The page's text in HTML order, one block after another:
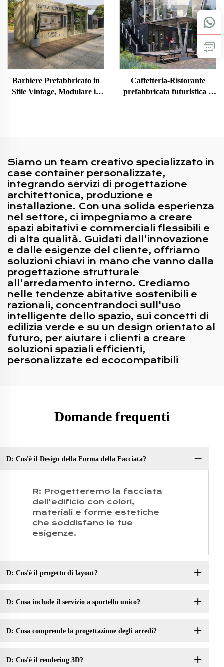
Barbiere Prefabbricato in
Stile Vintage, Modulare in
Caffetteria-Ristorante
prefabbricata futuristica a
Siamo un team creativo specializzato in
case container personalizzate,
integrando servizi di progettazione
architettonica, produzione e
installazione. Con una solida esperienza
nel settore, ci impegniamo a creare
spazi abitativi e commerciali flessibili e
di alta qualità. Guidati dall'innovazione
e dalle esigenze del cliente, offriamo
soluzioni chiavi in mano che vanno dalla
progettazione strutturale
all'arredamento interno. Crediamo
nelle tendenze abitative sostenibili e
razionali, concentrandoci sull'uso
intelligente dello spazio, sui concetti di
edilizia verde e su un design orientato al
futuro, per aiutare i clienti a creare
soluzioni spaziali efficienti,
personalizzate ed ecocompatibili
Domande frequenti
D: Cos'è il Design della Forma della Facciata?
R: Progetteremo la facciata
dell'edificio con colori,
materiali e forme estetiche
che soddisfano le tue
esigenze.
D: Cos'è il progetto di layout?
D: Cosa include il servizio a sportello unico?
D: Cosa comprende la progettazione degli arredi?
D: Cos'è il rendering 3D?